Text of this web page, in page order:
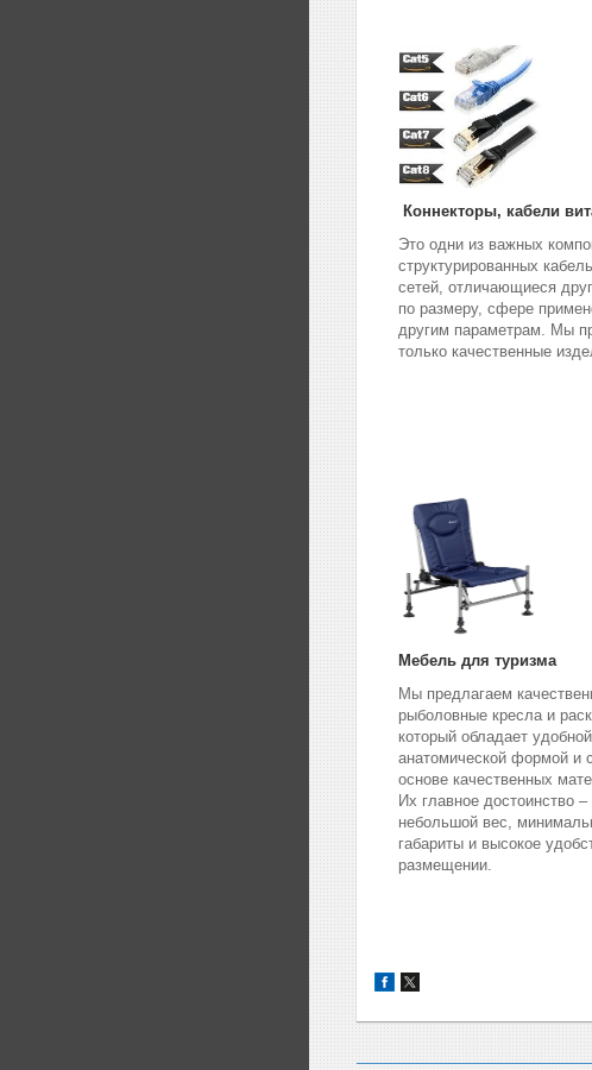
Коннекторы, кабели
Это одни из важных
структурированных
сетей, отличающиеся
по размеру, сфере
другим параметрам. Мы
только качественные
Мебель для туризма
Мы предлагаем
рыболовные кресла и
который обладает удобной
анатомической формой и
основе качественных
Их главное достоинство –
небольшой вес,
габариты и высокое
размещении.